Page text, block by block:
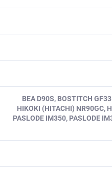
BEA D90S, BOSTITCH
HIKOKI (HITACHI) NR90GC,
PASLODE IM350, PASLODE